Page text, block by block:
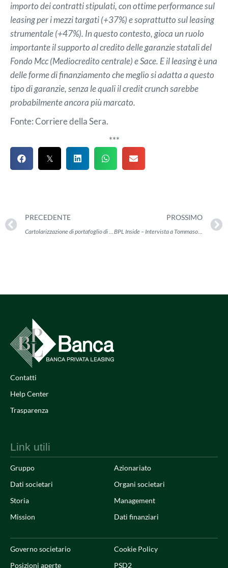
importo dei contratti stipulati, con ottime performance sul
leasing per i mezzi targati (+37%) e soprattutto sul leasing
strumentale (+47%). In questo contesto, gioca un ruolo
importante il supporto al credito delle garanzie statali del
Fondo Mcc (Mediocredito centrale) e Sace. E il leasing è una
delle forme di finanziamento che meglio si adatta a questo
tipo di garanzie, senza le quali il credit crunch sarebbe
probabilmente ancora più marcato.
Fonte: Corriere della Sera.
***
PRECEDENTE
Cartolarizzazione di portafoglio di 260 milioni di euro
PROSSIMO
BPL Inside – Intervista a Tommaso Ruggieri
Contatti
Help Center
Trasparenza
Link utili
Gruppo
Dati societari
Storia
Mission
Azionariato
Organi societari
Management
Dati finanziari
Governo societario
Posizioni aperte
Cookie Policy
PSD2